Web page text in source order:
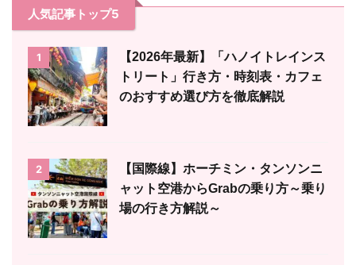
人気記事トップ5
1
【2026年最新】「ハノイトレインス
トリート」行き方・時刻表・カフェ
のおすすめ選び方を徹底解説
2
【国際線】ホーチミン・タンソンニ
ャット空港からGrabの乗り方～乗り
場の行き方解説～